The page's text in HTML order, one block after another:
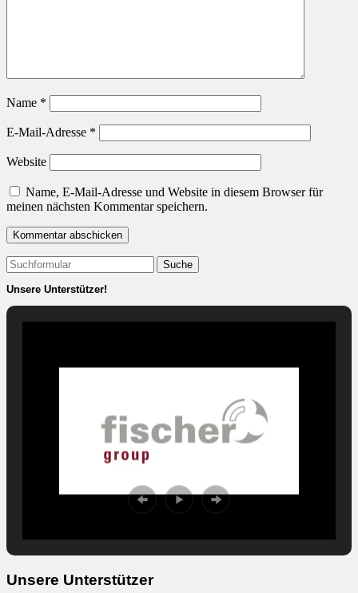
Name *
E-Mail-Adresse *
Website
Name, E-Mail-Adresse und Website in diesem Browser für
meinen nächsten Kommentar speichern.
Suchen
nach:
Unsere Unterstützer!
Unsere Unterstützer